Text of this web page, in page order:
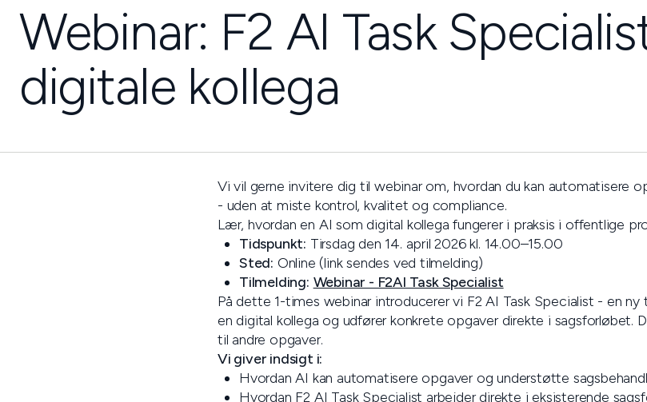
Webinar: F2 AI Task
digitale kollega
Vi vil gerne invitere dig til webinar om, hvordan du kan automatisere
- uden at miste kontrol, kvalitet og compliance.
Lær, hvordan en AI som digital kollega fungerer i praksis i offentlige
Tidspunkt: Tirsdag den 14. april 2026 kl. 14.00–15.00
Sted: Online (link sendes ved tilmelding)
Tilmelding: Webinar - F2AI Task Specialist
‍‍På dette 1-times webinar introducerer vi F2 AI Task Specialist - en
en digital kollega og udfører konkrete opgaver direkte i sagsforløbet.
til andre opgaver.
Vi giver indsigt i:
Hvordan AI kan automatisere opgaver og understøtte
Hvordan F2 AI Task Specialist arbejder direkte i eksisterende